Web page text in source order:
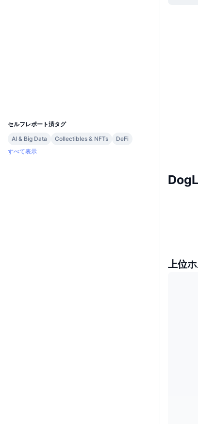
セルフレポート済タグ
AI & Big Data
Collectibles & NFTs
DeFi
すべて表示
上位